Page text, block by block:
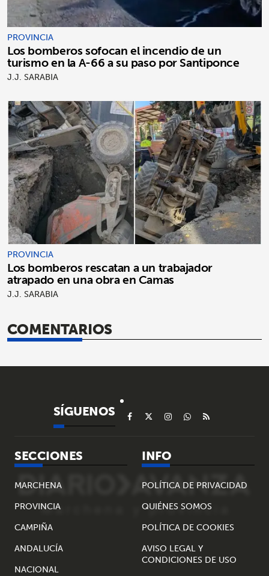
PROVINCIA
Los bomberos sofocan el incendio de un
turismo en la A-66 a su paso por Santiponce
J.J. SARABIA
PROVINCIA
Los bomberos rescatan a un trabajador
atrapado en una obra en Camas
J.J. SARABIA
COMENTARIOS
SÍGUENOS
SECCIONES
MARCHENA
PROVINCIA
CAMPIÑA
ANDALUCÍA
NACIONAL
INFO
POLÍTICA DE PRIVACIDAD
QUIÉNES SOMOS
POLÍTICA DE COOKIES
AVISO LEGAL Y
CONDICIONES DE USO